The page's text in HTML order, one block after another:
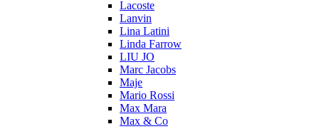
Lacoste
Lanvin
Lina Latini
Linda Farrow
LIU JO
Marc Jacobs
Maje
Mario Rossi
Max Mara
Max & Co